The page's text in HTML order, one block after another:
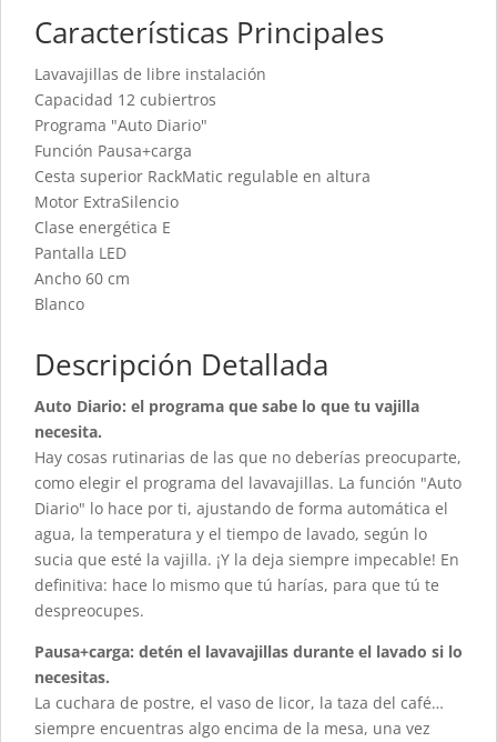
Características Principales
Lavavajillas de libre instalación
Capacidad 12 cubiertros
Programa "Auto Diario"
Función Pausa+carga
Cesta superior RackMatic regulable en altura
Motor ExtraSilencio
Clase energética E
Pantalla LED
Ancho 60 cm
Blanco
Descripción Detallada
Auto Diario: el programa que sabe lo que tu vajilla
necesita.
Hay cosas rutinarias de las que no deberías preocuparte,
como elegir el programa del lavavajillas. La función "Auto
Diario" lo hace por ti, ajustando de forma automática el
agua, la temperatura y el tiempo de lavado, según lo
sucia que esté la vajilla. ¡Y la deja siempre impecable! En
definitiva: hace lo mismo que tú harías, para que tú te
despreocupes.
Pausa+carga: detén el lavavajillas durante el lavado si lo
necesitas.
La cuchara de postre, el vaso de licor, la taza del café…
siempre encuentras algo encima de la mesa, una vez